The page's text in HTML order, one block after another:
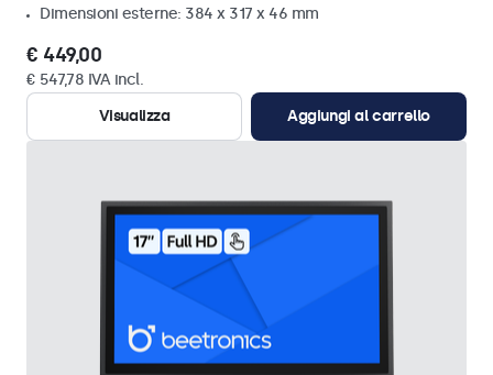
Dimensioni esterne: 384 x 317 x 46 mm
€ 449,00
€ 547,78 IVA incl.
Visualizza
Aggiungi al carrello